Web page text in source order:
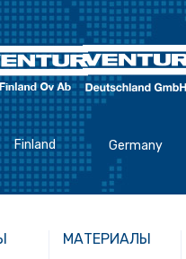
Finland Germany
МАТЕРИАЛЫ